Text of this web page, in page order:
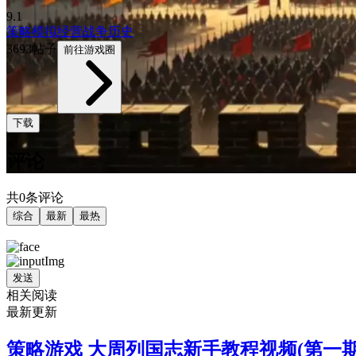
9.1
策略模拟经营战争历史
3693帖子 前往游戏圈
下载
共0条评论
综合 最新 最热
发送
相关阅读
最新更新
策略游戏 大周列国志新手教程视频(第一